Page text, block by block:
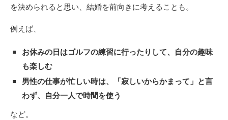
を決められると思い、結婚を前向きに考えることも。
例えば、
お休みの日はゴルフの練習に行ったりして、自分の趣味
も楽しむ
男性の仕事が忙しい時は、「寂しいからかまって」と言
わず、自分一人で時間を使う
など。